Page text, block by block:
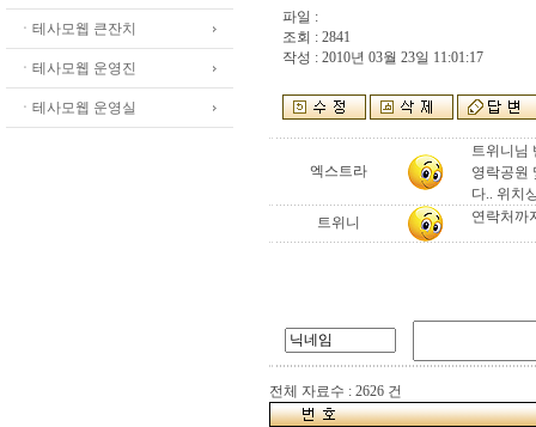
ㆍ테사모웹 큰잔치
ㆍ테사모웹 운영진
ㆍ테사모웹 운영실
파일 :
조회 : 2841
작성 : 2010년 03월 23일 11:01:17
엑스트라
트위니님
영락공원
다.. 위치
트위니
연락처까
전체 자료수 : 2626 건